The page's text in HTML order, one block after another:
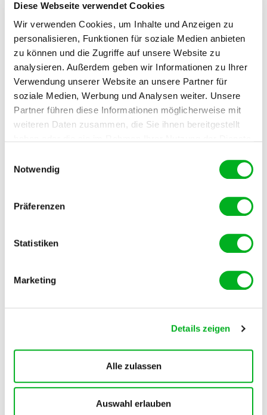
Diese Webseite verwendet Cookies
Wir verwenden Cookies, um Inhalte und Anzeigen zu
personalisieren, Funktionen für soziale Medien anbieten
zu können und die Zugriffe auf unsere Website zu
analysieren. Außerdem geben wir Informationen zu Ihrer
Verwendung unserer Website an unsere Partner für
soziale Medien, Werbung und Analysen weiter. Unsere
Partner führen diese Informationen möglicherweise mit
weiteren Daten zusammen, die Sie ihnen bereitgestellt
Cookies werden Ihre personenbezogenen Daten in
Notwendig
Präferenzen
Statistiken
Marketing
Details zeigen
Alle zulassen
Auswahl erlauben
Verrottungsphase eine dicke, kompakte Schicht, die
Außerdem verhindert sie den Austausch von Luft und
Gas im Boden.
Manna Bio Terravital
Manna Bio Terravital besteht zu 100 %
ausbringen. Chinaschilf weist ein gutes
Stickstoffverhältnis auf, sodass nicht
werden müssen. Das Regenwasser kann
problemlos durch die Mulchschicht
Austausch im Boden ist gewährleistet.
Rindenmulch weist ein ungünstiges
Stickstoff-Verhältnis auf. Mischen Sie
Bio Hornspänebei. Sonst besteht die